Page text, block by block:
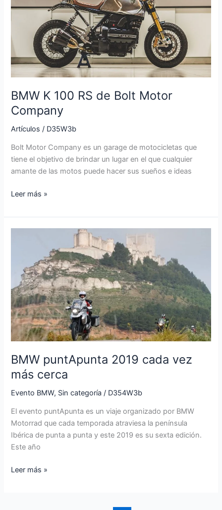
BMW K 100 RS de Bolt Motor
Company
Artículos / D35W3b
Bolt Motor Company es un garage de motocicletas que
tiene el objetivo de brindar un lugar en el que cualquier
amante de las motos puede hacer sus sueños e ideas
RS
Motor
Company
Leer más »
BMW puntApunta 2019 cada vez
más cerca
Evento BMW, Sin categoría / D354W3b
El evento puntApunta es un viaje organizado por BMW
Motorrad que cada temporada atraviesa la península
Ibérica de punta a punta y este 2019 es su sexta edición.
Este año
cada
vez
más
cerca
Leer más »